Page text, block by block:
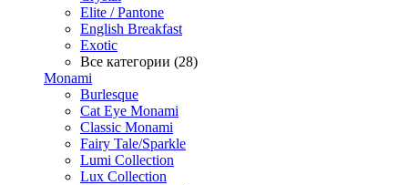
Elite / Pantone
English Breakfast
Exotic
Все категории (28)
Monami
Burlesque
Cat Eye Monami
Classic Monami
Fairy Tale/Sparkle
Lumi Collection
Lux Collection